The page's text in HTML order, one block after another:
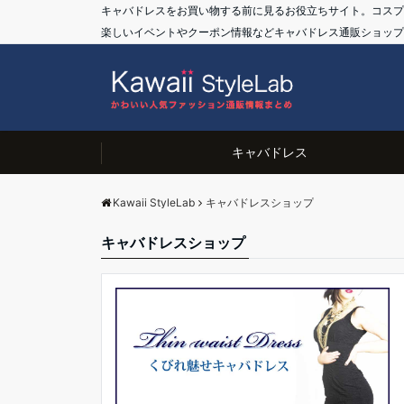
キャバドレスをお買い物する前に見るお役立ちサイト。コス
楽しいイベントやクーポン情報などキャバドレス通販ショッ
キャバドレス
Kawaii StyleLab キャバドレスショップ
キャバドレスショップ